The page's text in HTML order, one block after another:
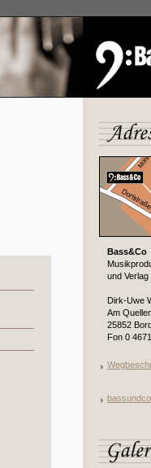
Bass&Co
und Verlag
Dirk-Uwe
Am
25852
Fon 0